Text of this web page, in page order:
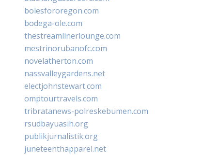
bolesfororegon.com
bodega-ole.com
thestreamlinerlounge.com
mestrinorubanofc.com
novelatherton.com
nassvalleygardens.net
electjohnstewart.com
omptourtravels.com
tribratanews-polreskebumen.com
rsudbayuasih.org
publikjurnalistik.org
juneteenthapparel.net